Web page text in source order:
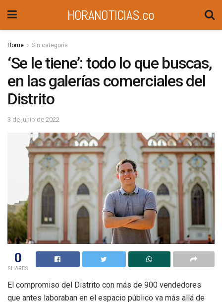
HORANOTICIAS.co
Home Sin categoría
‘Se le tiene’: todo lo que buscas,
en las galerías comerciales del
Distrito
3 de junio de 2022
0
SHARES
El compromiso del Distrito con más de 900 vendedores
que antes laboraban en el espacio público va más allá de